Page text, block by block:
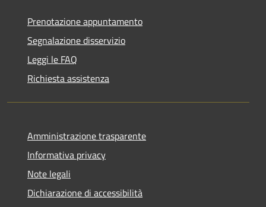
Prenotazione appuntamento
Segnalazione disservizio
Leggi le FAQ
Richiesta assistenza
Amministrazione trasparente
Informativa privacy
Note legali
Dichiarazione di accessibilità